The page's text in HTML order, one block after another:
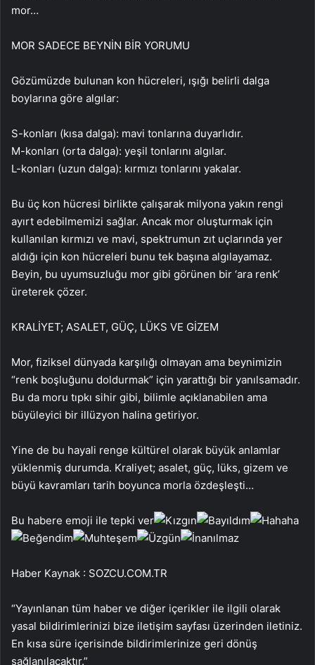
mor…
MOR SADECE BEYNİN BİR YORUMU
Gözümüzde bulunan kon hücreleri, ışığı belirli dalga
boylarına göre algılar:
S-konları (kısa dalga): mavi tonlarına duyarlıdır.
M-konları (orta dalga): yeşil tonlarını algılar.
L-konları (uzun dalga): kırmızı tonlarını yakalar.
Bu üç kon hücresi birlikte çalışarak milyona yakın rengi
ayırt edebilmemizi sağlar. Ancak mor oluşturmak için
kullanılan kırmızı ve mavi, spektrumun zıt uçlarında yer
aldığı için kon hücreleri bunu tek başına algılayamaz.
Beyin, bu uyumsuzluğu mor gibi görünen bir ‘ara renk’
üreterek çözer.
KRALİYET; ASALET, GÜÇ, LÜKS VE GİZEM
Mor, fiziksel dünyada karşılığı olmayan ama beynimizin
“renk boşluğunu doldurmak” için yarattığı bir yanılsamadır.
Bu da moru tıpkı sihir gibi, bilimle açıklanabilen ama
büyüleyici bir illüzyon halina getiriyor.
Yine de bu hayali renge kültürel olarak büyük anlamlar
yüklenmiş durumda. Kraliyet; asalet, güç, lüks, gizem ve
büyü kavramları tarih boyunca morla özdeşleşti…
Bu habere emoji ile tepki ver
Haber Kaynak : SOZCU.COM.TR
“Yayınlanan tüm haber ve diğer içerikler ile ilgili olarak
yasal bildirimlerinizi bize iletişim sayfası üzerinden iletiniz.
En kısa süre içerisinde bildirimlerinize geri dönüş
sağlanılacaktır.”